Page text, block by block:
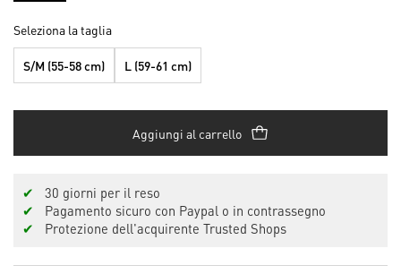
Seleziona la taglia
S/M (55-58 cm) L (59-61 cm)
Aggiungi al carrello
✔
30 giorni per il reso
✔
Pagamento sicuro con Paypal o in contrassegno
✔
Protezione dell'acquirente Trusted Shops